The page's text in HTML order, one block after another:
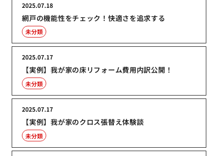
網戸の機能性をチェック！快適さを追求する
2025.07.18
未分類
【実例】我が家の床リフォーム費用内訳公開！
2025.07.17
未分類
【実例】我が家のクロス張替え体験談
2025.07.17
未分類